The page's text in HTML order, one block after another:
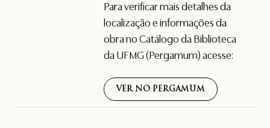
Para verificar mais detalhes da
localização e informações da
obra no Catálogo da Biblioteca
da UFMG (Pergamum) acesse:
VER NO PERGAMUM